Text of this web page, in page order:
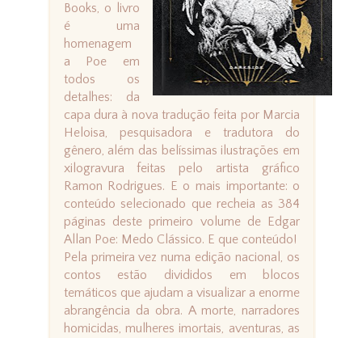
Books, o livro
é uma
homenagem
a Poe em
todos os
detalhes: da
capa dura à nova tradução feita por Marcia
Heloisa, pesquisadora e tradutora do
gênero, além das belíssimas ilustrações em
xilogravura feitas pelo artista gráfico
Ramon Rodrigues. E o mais importante: o
conteúdo selecionado que recheia as 384
páginas deste primeiro volume de Edgar
Allan Poe: Medo Clássico. E que conteúdo!
Pela primeira vez numa edição nacional, os
contos estão divididos em blocos
temáticos que ajudam a visualizar a enorme
abrangência da obra. A morte, narradores
homicidas, mulheres imortais, aventuras, as